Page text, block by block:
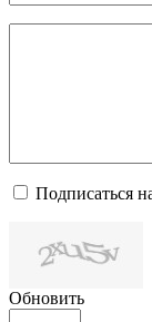
Подписаться
Обновить